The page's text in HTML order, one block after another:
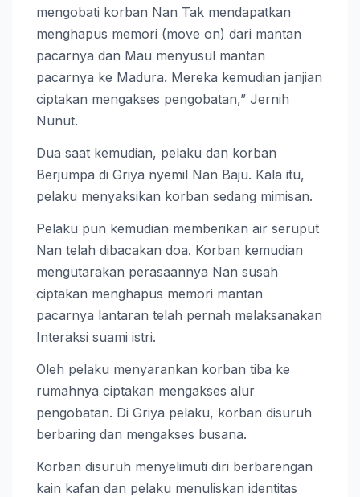
mengobati korban Nan Tak mendapatkan
menghapus memori (move on) dari mantan
pacarnya dan Mau menyusul mantan
pacarnya ke Madura. Mereka kemudian janjian
ciptakan mengakses pengobatan,” Jernih
Nunut.
Dua saat kemudian, pelaku dan korban
Berjumpa di Griya nyemil Nan Baju. Kala itu,
pelaku menyaksikan korban sedang mimisan.
Pelaku pun kemudian memberikan air seruput
Nan telah dibacakan doa. Korban kemudian
mengutarakan perasaannya Nan susah
ciptakan menghapus memori mantan
pacarnya lantaran telah pernah melaksanakan
Interaksi suami istri.
Oleh pelaku menyarankan korban tiba ke
rumahnya ciptakan mengakses alur
pengobatan. Di Griya pelaku, korban disuruh
berbaring dan mengakses busana.
Korban disuruh menyelimuti diri berbarengan
kain kafan dan pelaku menuliskan identitas